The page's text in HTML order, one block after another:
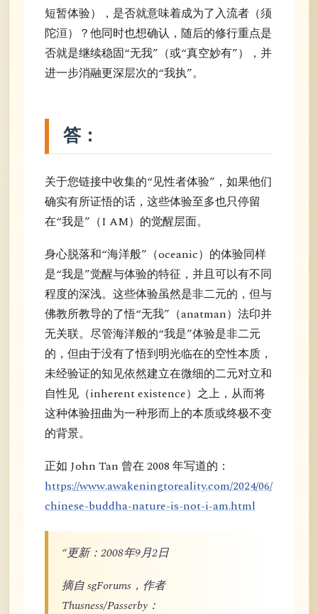
短暂体验），是否就意味着成为了入流者（须
陀洹）？他同时也想确认，随后的修行重点是
否就是继续稳固“无我”（或“真空妙有”），并
进一步消融更深层次的“我执”。
答：
关于您链接中收集的“见性者体验”，如果他们
确实有所证悟的话，这些体验至多也只停留
在“我是”（I AM）的觉醒层面。
身心脱落和“海洋般”（oceanic）的体验同样
是“我是”觉醒与体验的特征，并且可以有不同
程度的深浅。这些体验虽然是非二元的，但与
佛教所教导的了悟“无我”（anatman）法印并
无关联。尽管海洋般的“我是”体验是非二元
的，但由于没有了悟到明光临在的空性本质，
未经验证的知见依然建立在微细的二元对立和
自性见（inherent existence）之上，从而将
这种体验扭曲为一种形而上的本质或终极不变
的背景。
正如 John Tan 曾在 2008 年写道的：
https://www.awakeningtoreality.com/2024/06/
chinese-buddha-nature-is-not-i-am.html
“更新：2008年9月2日
摘自 sgForums，作者
Thusness/Passerby：